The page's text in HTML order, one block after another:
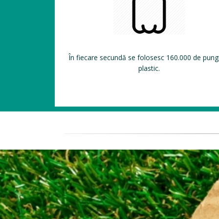
În fiecare secundă se folosesc 160.000 de
plastic.